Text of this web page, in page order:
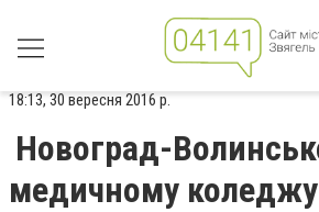
18:13, 30 вересня 2016 р.
Новоград-
медичному коледжу